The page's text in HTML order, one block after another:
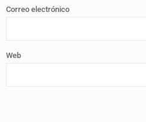
Correo electrónico
Web